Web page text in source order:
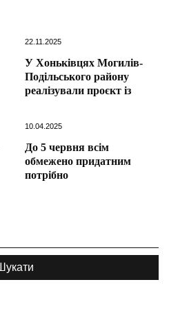
22.11.2025
У Хоньківцях Могилів-
Подільського району
реалізували проєкт із
10.04.2025
До 5 червня всім
обмежено придатним
потрібно